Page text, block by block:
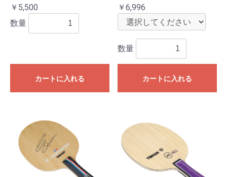
￥5,500
数量
カートに入れる
￥6,996
数量
カートに入れる